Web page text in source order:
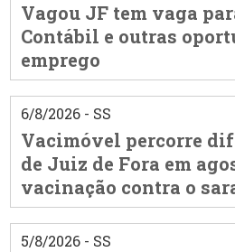
Vagou JF tem vaga
Contábil e outras
emprego
6/8/2026 - SS
Vacimóvel percorre
de Juiz de Fora em
vacinação contra o
5/8/2026 - SS